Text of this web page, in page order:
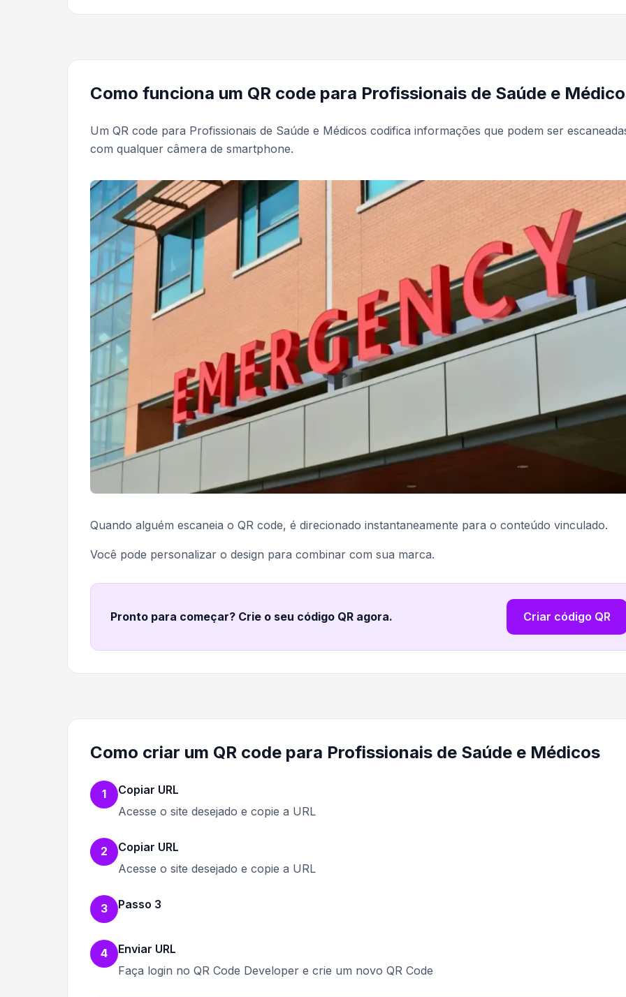
Como funciona um QR code para Profissionais de Saúde e
Um QR code para Profissionais de Saúde e Médicos codifica informações que podem ser
com qualquer câmera de smartphone.
Quando alguém escaneia o QR code, é direcionado instantaneamente para o conteúdo vinculado.
Você pode personalizar o design para combinar com sua marca.
Pronto para começar? Crie o seu código QR agora. Criar código QR
Como criar um QR code para Profissionais de Saúde e Médicos
1
Copiar URL
Acesse o site desejado e copie a URL
2
Copiar URL
Acesse o site desejado e copie a URL
3 Passo 3
4
Enviar URL
Faça login no QR Code Developer e crie um novo QR Code